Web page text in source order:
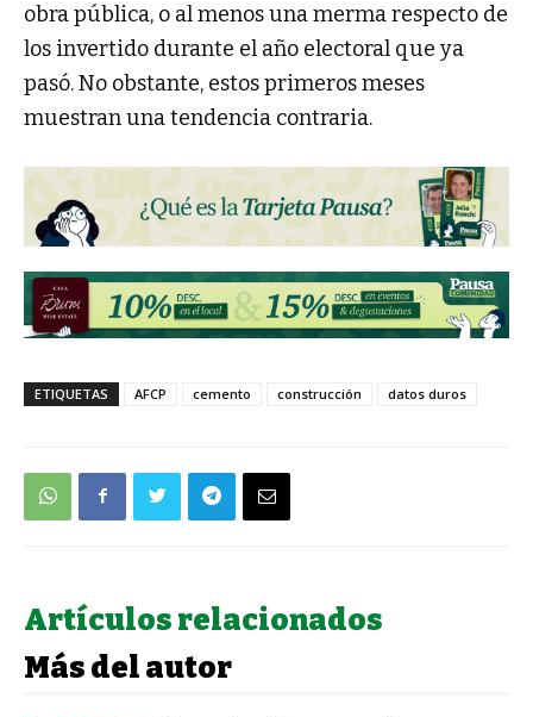
obra pública, o al menos una merma respecto de
los invertido durante el año electoral que ya
pasó. No obstante, estos primeros meses
muestran una tendencia contraria.
ETIQUETAS AFCP cemento construcción datos duros
Artículos relacionados
Más del autor